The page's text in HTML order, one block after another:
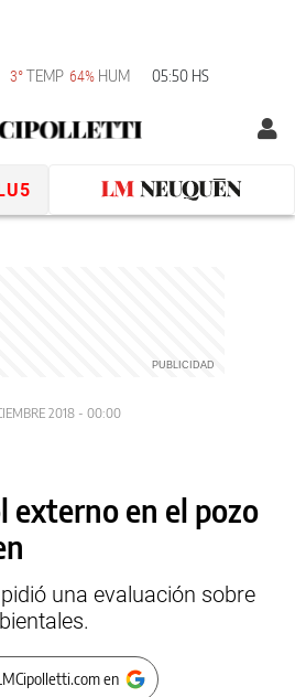
3°TEMP 64% HUM 05:50 HS
2018 - 00:00
externo en el pozo
una evaluación sobre
en